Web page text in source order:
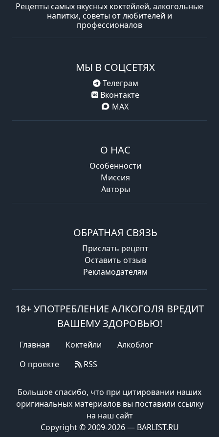
Рецепты самых вкусных коктейлей, алкогольные
напитки, советы от любителей и
профессионалов
МЫ В СОЦСЕТЯХ
Телеграм
Вконтакте
MAX
О НАС
Особенности
Миссия
Авторы
ОБРАТНАЯ СВЯЗЬ
Прислать рецепт
Оставить отзыв
Рекламодателям
18+ УПОТРЕБЛЕНИЕ АЛКОГОЛЯ ВРЕДИТ
ВАШЕМУ ЗДОРОВЬЮ!
Главная Коктейли
Алкоблог
О проекте
RSS
Большое спасибо, что при цитировании наших
оригинальных материалов вы поставили ссылку
на наш сайт
Copyright © 2009-2026 — BARLIST.RU